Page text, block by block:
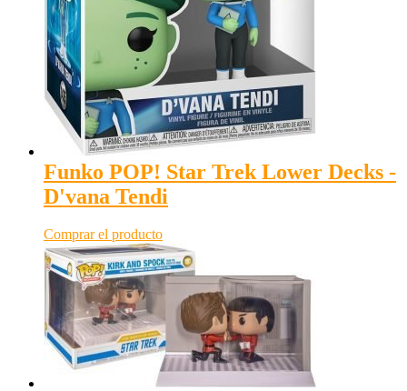
Funko POP! Star Trek Lower Decks -
D'vana Tendi
Comprar el producto